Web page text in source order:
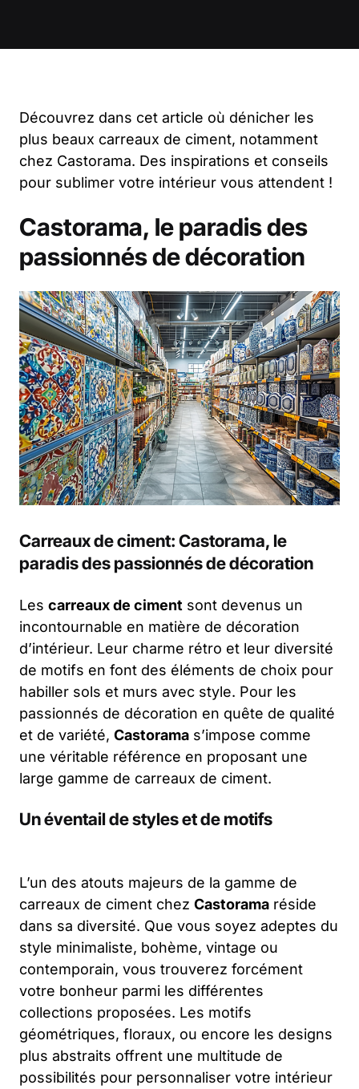
Découvrez dans cet article où dénicher les
plus beaux carreaux de ciment, notamment
chez Castorama. Des inspirations et conseils
pour sublimer votre intérieur vous attendent !
Castorama, le paradis des
passionnés de décoration
Carreaux de ciment: Castorama, le
paradis des passionnés de décoration
Les carreaux de ciment sont devenus un
incontournable en matière de décoration
d’intérieur. Leur charme rétro et leur diversité
de motifs en font des éléments de choix pour
habiller sols et murs avec style. Pour les
passionnés de décoration en quête de qualité
et de variété, Castorama s’impose comme
une véritable référence en proposant une
large gamme de carreaux de ciment.
Un éventail de styles et de motifs
L’un des atouts majeurs de la gamme de
carreaux de ciment chez Castorama réside
dans sa diversité. Que vous soyez adeptes du
style minimaliste, bohème, vintage ou
contemporain, vous trouverez forcément
votre bonheur parmi les différentes
collections proposées. Les motifs
géométriques, floraux, ou encore les designs
plus abstraits offrent une multitude de
possibilités pour personnaliser votre intérieur